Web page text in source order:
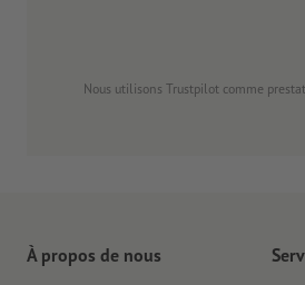
Nous utilisons Trustpilot comme
À propos de nous